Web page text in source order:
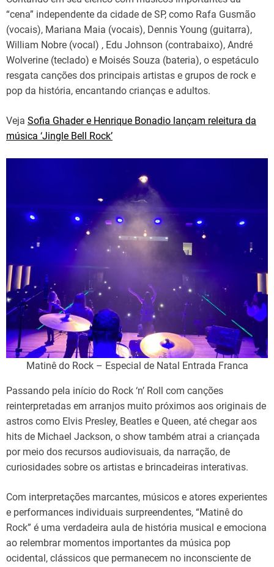
“cena” independente da cidade de SP, como Rafa Gusmão
(vocais), Mariana Maia (vocais), Dennis Young (guitarra),
William Nobre (vocal) , Edu Johnson (contrabaixo), André
Wolverine (teclado) e Moisés Souza (bateria), o espetáculo
resgata canções dos principais artistas e grupos de rock e
pop da história, encantando crianças e adultos.
Veja Sofia Ghader e Henrique Bonadio lançam releitura da
música ‘Jingle Bell Rock’
Matinê do Rock – Especial de Natal Entrada Franca
Passando pela início do Rock ‘n’ Roll com canções
reinterpretadas em arranjos muito próximos aos originais de
astros como Elvis Presley, Beatles e Queen, até chegar aos
hits de Michael Jackson, o show também atrai a criançada
por meio dos recursos audiovisuais, da narração, de
curiosidades sobre os artistas e brincadeiras interativas.
Com interpretações marcantes, músicos e atores experientes
e performances individuais surpreendentes, “Matinê do
Rock” é uma verdadeira aula de história musical e emociona
ao relembrar momentos importantes da música pop
ocidental, clássicos que permanecem no inconsciente de